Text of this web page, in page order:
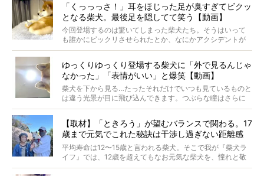
がるのでしょうか。
最近版画製作を始めた、お笑いコンビ「ニューヨーク」の
屋敷裕政さんに、拒否柴を掘っていただきました！ イン
タビューと合わせてご覧ください。
「くっっっさ！」耳をほじった足が臭すぎてビクッ
となる柴犬。最後足を隠してて笑う【動画】
今回登場するのは驚いてしまった柴犬たち。そうはいって
も誰かにビックリさせられたとか、なにかアクシデントが
起きたとか、そういうことが原因ではありません。全ての
ゆっくりゆっくり登場する柴犬に「外で見るんじゃ
なかった」「表情がいい」と爆笑【動画】
柴犬を下から見る…たったそれだけでいつも見ているものと
は違う光景が目に飛び込んできます。つぶらな瞳はさらに
つぶらに見え、モフモフのお顔はさらにモフモフに見えま
【取材】「ときろう」が望むバランスで関わる。17
歳まで元気でこれた秘訣は干渉し過ぎない距離感
#38ときろう
平均寿命は12〜15歳と言われる柴犬。そこで我が『柴犬ラ
イフ』では、12歳を超えてもなお元気な柴犬を、憧れと敬
意を込めて“レジェンド柴”と呼んでいます。 この特集で